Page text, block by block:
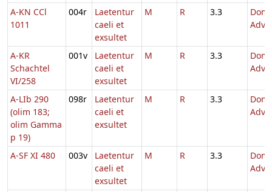
A-KN CCl
1011
004r
Laetentur
caeli et
exsultet
M R 3.3
A-KR
Schachtel
VI/258
001v
Laetentur
caeli et
exsultet
M R 3.3
A-LIb 290
(olim 183;
olim Gamma
p 19)
098r
Laetentur
caeli et
exsultet
M R 3.3
A-SF XI 480 003v
Laetentur
caeli et
exsultet
M R 3.3